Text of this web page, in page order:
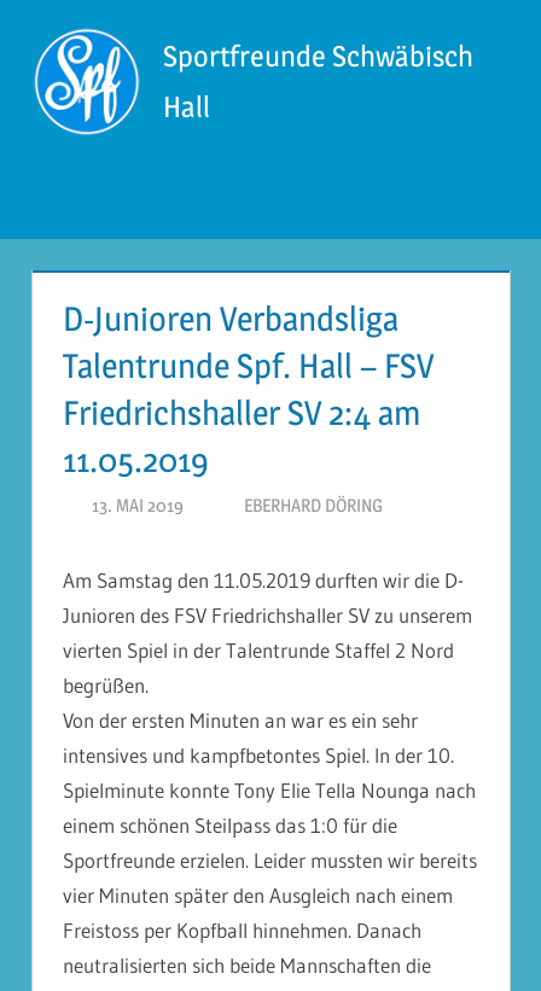
Inhalt
springen
Sportfreunde Schwäbisch
Hall
D-Junioren Verbandsliga
Talentrunde Spf. Hall – FSV
Friedrichshaller SV 2:4 am
11.05.2019
13. MAI 2019 EBERHARD DÖRING
Am Samstag den 11.05.2019 durften wir die D-
Junioren des FSV Friedrichshaller SV zu unserem
vierten Spiel in der Talentrunde Staffel 2 Nord
begrüßen.
Von der ersten Minuten an war es ein sehr
intensives und kampfbetontes Spiel. In der 10.
Spielminute konnte Tony Elie Tella Nounga nach
einem schönen Steilpass das 1:0 für die
Sportfreunde erzielen. Leider mussten wir bereits
vier Minuten später den Ausgleich nach einem
Freistoss per Kopfball hinnehmen. Danach
neutralisierten sich beide Mannschaften die